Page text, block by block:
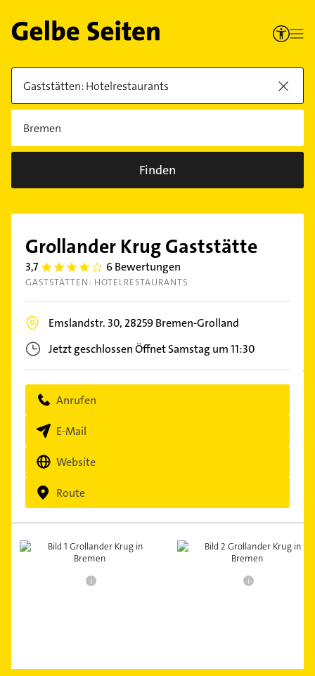
Finden
Grollander Krug Gaststätte
3,7 3.7 6 Bewertungen
GASTSTÄTTEN: HOTELRESTAURANTS
Emslandstr. 30, 28259Bremen-Grolland
Jetzt geschlossenÖffnet Samstag um 11:30
Anrufen
E-Mail
Website
Route
i i